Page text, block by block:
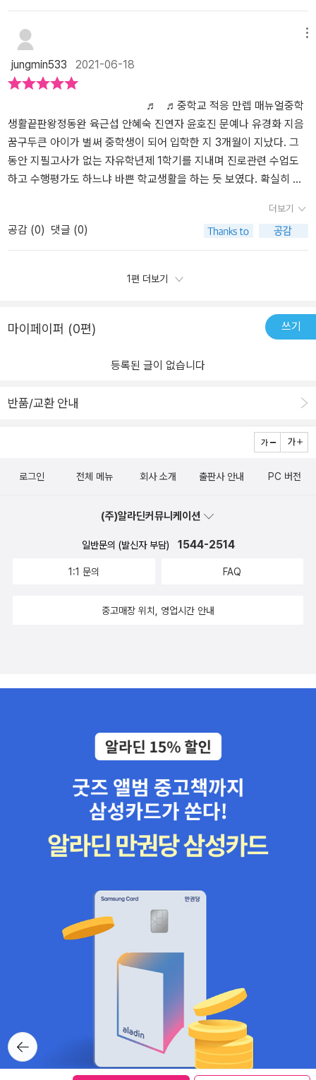
호 스타일(공부성향2)청각형학습자시가형학습자신체운동형학습자
자신의 특성에 맞는 효과적인 학습전략을 사용하면 공부 과정과 결과
에 영향을 끼칩니다.학습자가 자신을 이해하고 부족한 부분을 보완하
기 위한 학습 전략을 실천한다면공부는 잘 할 수밖에 없을 것입니다.
과목별 학습법국어- 공부의 뿌리, 책읽는 습관 만들기한자- 중학교
기초한자 900자 암기하기, 한문 고전 읽기영어- 기초 문법과 단어 암
기,예습,복습수학- 개념부터 꼼꼼히,유형별 교재로 연습,응용 내신준
비사회/역사- 암기전 이해,나만의 언어로 요약과학-여러 유형의 문제
풀기시간을 두고 반복적 연습빈종이에 아는 내용 쓰거나 말하기how
+why 질문하기 <'어떻게 그렇지?' '왜 이것이 답이지?>인터넷 강의
학습법, 고등학교 선택, 대학교 준비에 필요한 내용들이모두 정리되
어져있는 책아이도 부모도 선생님들에게도 도움이 되는 책이라는 생
꿈을 이룰 수 있는데 많은 도움이되는꿈의 나침반, 길잡이가 되는 해
터 책을 제공받아 본인의 주관적인 견해에 의해 작성되었습니다.- #
중학생활#중학교적응매뉴얼#중학생활백서#꿈구두#진로#자소서#
금증 해결되었고,부모의 역할에 대해 따뜻한 조언을 들을 수 있었다.
관련 사이트 공유로, 좀 더 다양한 정보를 제공받을 수 있으니 잊지 말
고 접속! ^^*셀프브랜딩생소하지만 각 단어들을 조합해 보면 자신을
브랜드로 만든다는 의미로 유추해 볼 수 있다.봉준호! 이름만 들어도
이미 멋진 브랜드임은 자명하다.짧지만 강렬한 소감문이 꽤 인상적이
다.어린 나이지만 좋아하는 일이 무엇인지 분명했고, 그 일을 사랑했
으며, 그것을 이루어내기 위해 끊임없이 노력하였다.셀프 브랜딩의
핵심은 자기 분석!한없이 자기에게 관대하고 자신감을 내비치는 아이
가 객관적인 자기 분석이 가능할는지 걱정이 되지만, 학교생활을 통
해 충분히 다듬어지고 헤쳐나가리라 믿고 싶다.학교생활기록부, 지필
라도 도저히 해석이 불가능했는데 이제야 알 것 같다.우리 땐 정말 본
인 점수, 평균 점수, 반 등수, 전교 등수 참 심플했는데 말이다.꼼꼼히
책을 읽다보면, 우리처럼 무조건 공부 열심히 해서 눈에 보이는 등수
야에 다가가기 위해 계획을 세우고 그 과정을 기록하며 체계적으
습 많은 공부법들 중에서 여러 시도 끝에 나에게 적합한 것을 빨리 찾
아 실천해야 했고,부모 또한 예민한 사춘기 시절의 아이를 따스하게
안아 주고,다음 단계로 무사히 진입할 수 있도록 디딤돌이 되어주어
다양한 정보를 담고 있어서, 어느 것 하나 뺄 것 없는 < 중학생활 끝판
왕 >밑줄 쳐 가면서 두고두고 볼 책!모든 내용을 블로그에 올릴 수 없
어서 아쉬운 마음이다.중학교 입학을 앞둔 고학년 학부모나, 현 중학
교 생활에 대해 잘 알지 못하는 학부모에게무조건 강추! 꼭 읽어보셨
서 연계 과제탐구, 교과 연계 과제탐구로 내실 있는 스펙 만들기10.
중학교 입학을 준비하는 학생부터 고입을 앞둔 학생까지 학교생활 방
향을 제시하는 나침반 예비 중학생인 딸기양누구보다 중학생이 되
기를 손꼽아 기다린다.아직 그렇다할 꿈과 목표는 없지만(애완동물
카페를 하고 싶다는 꿈이 있지만 매일 바뀌어서...) 아이들이 꿈꾸고
바라는 세상, 지금보다 더 나은 변화된 미래사회에 적응해야 하는 아
이들을 위한 앞선 선배들의 이야기를 만나 볼 수 있다. 2009년생들
이 고등학교에 가면?2025년 고교학점제로 고등학교가 달라진다.내
가 원하는 과목으로 나만의 시간표를 만들고, 타학교, 지역 대학 교수
님 수업도 들을 수 있다. 선택과목 중심의 이동수업과 다양한 수업방
있고, 192학점을 이수하면 고등학교를 졸업할 수 있다. 생소하지만
달라지는 교육 번화를 미리 알고 자신의 진로와 적성을 찾아 자기주
도적 인재로 성장할 수 있도록 부모와 함께 계획해야 할것 같다. 여러
세한 설명과 풍부한 내용에 미리 배워보고 또 준비할 수 있게 도와주
해 봄으로써 직접 맞이 할 중학생활을 먼저 만나보는 좋은 기회라 생
각된다. 책은 처음 본순간 딸기양은 에이~이러더니 책을 뺒어가서 차
근차근 읽어보더니 좋네~라며 이런것도 알아야 하나고 묻는다. 중학
3학년 입시에 대한 막연함을 어느정도 해소해 줄 것 같다. 마냥 아이
같고 어떻게 중학생일 될까 싶지만, 아이가 어린이집에서 초등학교를
갈때도 그랬다. 엄마가 더 설레이고 잘 적응할 수 있을지 걱정이 앞선
다. 되돌아 보면 지금까지 아이는 잘 적응하고, 잘 지내주었고, 또한
중한 시간고, 좋은 정보이다. 예비 중학생과 부모가 간접체험을 통해
중학생활에 대한 내용들을 참고하면 좋겠다. #중학생활끝판왕 #중학
jungmin533 2021-06-18
♬ ♬중학교 적응 만렙 매뉴얼중학
생활끝판왕정동완 육근섭 안혜숙 진연자 윤호진 문예나 유경화 지음
꿈구두큰 아이가 벌써 중학생이 되어 입학한 지 3개월이 지났다. 그
동안 지필고사가 없는 자유학년제 1학기를 지내며 진로관련 수업도
하고 수행평가도 하느냐 바쁜 학교생활을 하는 듯 보였다. 확실히 초
기 학생을 위한 강의도 챙겨 듣기도 했다.1학년이라 중간, 기말고사가
없어 시간적인 여유가 있지만, 그냥 이렇게 시간을 흘려보내도 좋은
지 불안했고 어떤 걸 내가 도와줘야 하는지 고민이 되었다. 4월 첫 상
담을 했는데, 담임선생님께서 전과목을 관리하시던 초등학교와는 달
학 생활 끝판왕]이라는 중학교생활 매뉴얼도서의 서평 이벤트가 진행
중이었다. 사실, 전문가들 강의도 많이 들으러 다녀서 대충 뭘 해야 하
는지는 알고 있었으나, 실제로 현장에 계신 선생님들의 정확한 이야
을 접하게 되었고 서평을 쓰게 되었다. 우선, [중학생활 끝판왕]이 마
것이었다. 누구보다도 중학생들과 매일 마주 보며 생활하고 계시고
오랜 교사생활을 하셔서 중학교 생활에 대해 정확하게 잘 전달해 주
시리라 생각되었다. 아이가 중학생이라고 해서 중학생활만 걱정되는
다방면으로 입시에 관한 많은 것을 알고 있어야 된다고 생각을 한다.
터 2,3학년까지 학교생활에 있어 알아야 되는 모든 것을 알려주고 멀
리는 대입까지도 어떻게 준비해야 하는 지에 대해 알려준다. 예비 중
면 많은 도움을 받을 수 있을 것이다. 저자 선생님들께서 진로 전문가
기 특강 등 캠프를 다수 운영하셨고 안혜수님은 EBS <진학마스터 심
과학실험, 영재교육, 메이커교육 등 학생들을 지도하셨고 윤호진님은
꿈진로컨설팅지도사 2급 소지자이시며 다양한 진로 진학 상담을 하
관련 학생지도를 하셨고 유경화님은 호서대학교 입학사정관 연수 강
사이셨고 진로진학상담사과정 강사를 맡으셨다. 더 자세한 내용은 저
자소개란을 참고하면 된다.이 책의 차례가 수업시간표처럼 1-6교시
로 되어있어서 학생들도 흥미롭게 읽을 수가 있고 중간에 쉬는시간도
있으며 그 시간 안에는 쓸모있는 정보들이 가득 담겨있다.1교시 <슬
하여 자유학년제와 자동봉진 등 전반적인 중학생활을 하는데 필요한
정보들이 담겨있고 현명한 학부모가 되기 위한 실천사항들도 나와있
다. 2교시<진로네비게이션-진로탐색 및 체험>에는 자기이해를 바탕
으로 자기에게 맞는 직업을 진로 전문 사이트를 통해 찾아보는 방법
들을 알려준다. 대학 학과 선택에 있어 큰도움을 줄 계열성향검사를
하고 결과에 따라 진로체험활동을 할 수 있는 방법에 대해서도 알려
준다.3교시<학습코칭-성적 향상 프로젝트>에서는 학습동기, 학습 성
향을 파악하여 계획을 세우게 되면 성적이 향상될 수 있음을 알려주
며 공신들의 공부방법이나 과목별 학습법에 대해서도 알려준다.4교
시<스펙업 프로젝트-학생부 관리하기>에서는 나를 보여주는 포트폴
더보기
공감 (0) 댓글 (0)
1편 더보기
마이페이퍼 (0편) 쓰기
등록된 글이 없습니다
반품/교환 안내
뒤로가
기
로그인 전체 메뉴 회사 소개 출판사 안내 PC 버전
(주)알라딘커뮤니케이션
일반문의 (발신자 부담) 1544-2514
1:1 문의 FAQ
중고매장 위치, 영업시간 안내